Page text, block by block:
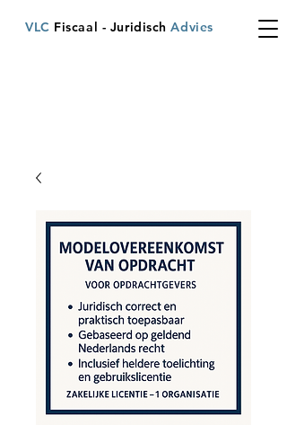
VLC Fiscaal - JuridischAdvies